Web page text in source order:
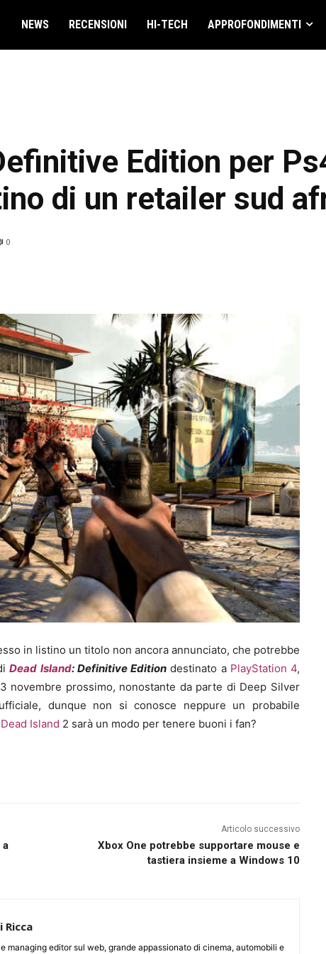
NEWS RECENSIONI HI-TECH APPROFONDIMENTI
Edition per
di un retailer sud
0
in listino un titolo non ancora annunciato, che potrebbe
Dead Island: Definitive Edition destinato a PlayStation 4,
novembre prossimo, nonostante da parte di Deep Silver
dunque non si conosce neppure un probabile
Dead Island 2 sarà un modo per tenere buoni i fan?
a
Articolo successivo
Xbox One potrebbe supportare mouse e
tastiera insieme a Windows 10
Ricca
managing editor sul web, grande appassionato di cinema, automobili e